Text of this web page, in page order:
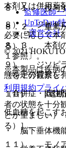
本剤又は併用薬
８）． ジヒド
必要に応じて本
る）］。
９）． ジソピ
態を十分観察し
１０）． β遮断
者の状態を十分
とが望ましい）
る）］。
１１）． モノ
８．１． 投与す
８．２． 重篤
８．３． 本剤
１参照〕。
（特定の背景を
（合併症・既往
低血糖を起こす
・ 脳下垂体機
監修医師一
UpToDate
運営会社
© 2021 HOKUTO
※本製品は疾病
利用規約プライ